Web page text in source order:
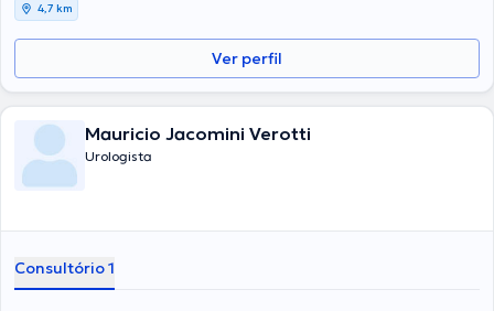
4,7 km
Ver perfil
Mauricio Jacomini Verotti
Urologista
Consultório 1